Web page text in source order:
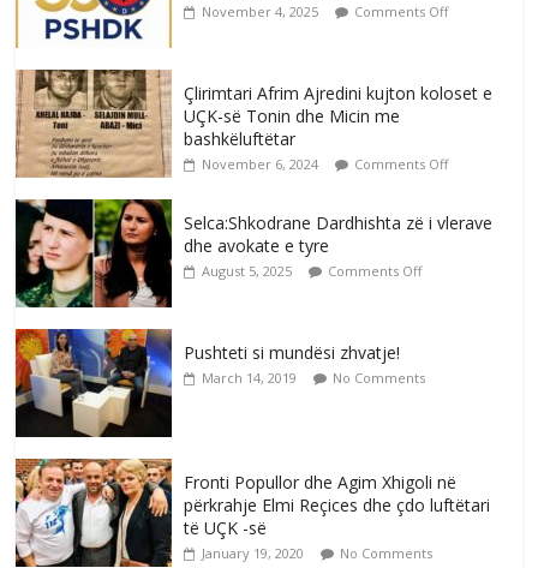
November 4, 2025 Comments Off
Çlirimtari Afrim Ajredini kujton koloset e
UÇK-së Tonin dhe Micin me
bashkëluftëtar
November 6, 2024 Comments Off
Selca:Shkodrane Dardhishta zë i vlerave
dhe avokate e tyre
August 5, 2025 Comments Off
Pushteti si mundësi zhvatje!
March 14, 2019 No Comments
Fronti Popullor dhe Agim Xhigoli në
përkrahje Elmi Reçices dhe çdo luftëtari
të UÇK -së
January 19, 2020 No Comments